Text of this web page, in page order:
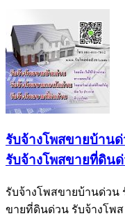
รับจ้างโพสขายบ้าน
รับจ้างโพสขายที่ดิน
รับจ้างโพสขายบ้านด่วน
ขายที่ดินด่วน รับจ้างโพ